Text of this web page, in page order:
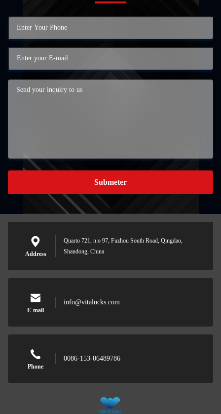
Submeter
Address
Quarto 721, n.o 97, Fuzhou South Road, Qingdao,
Shandong, China
E-mail
info@vitalucks.com
Phone
0086-153-06489786